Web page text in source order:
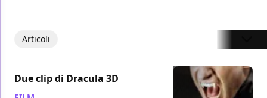
Articoli
Due clip di Dracula 3D